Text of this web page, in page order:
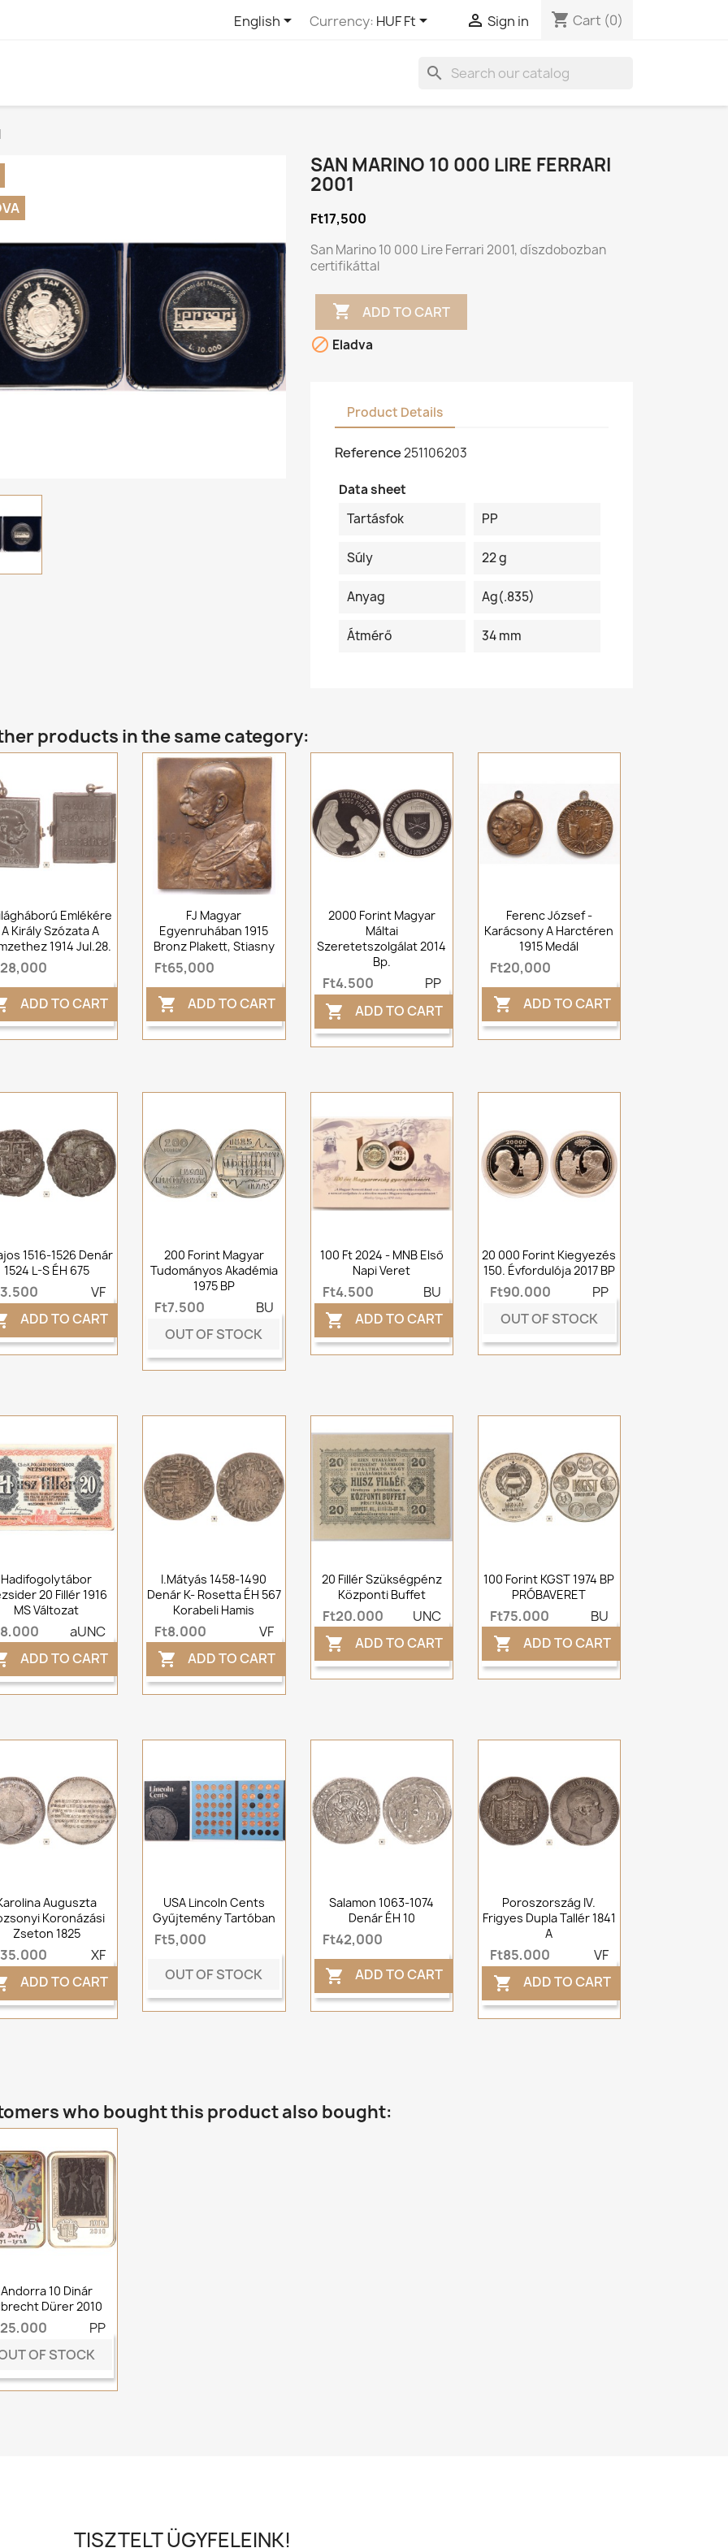
English Currency: HUF Ft  Sign in shopping_cart Cart (0)
search
SAN MARINO 10 000 LIRE FERRARI
2001
Ft17,500
San Marino 10 000 Lire Ferrari 2001, díszdobozban
certifikáttal
 ADD TO CART
 Eladva
Product Details
Reference251106203
Data sheet
Tartásfok
PP
Súly 22 g
Anyag Ag(.835)
Átmérő 34 mm
products in the same category:
Emlékére
Király Szózata A
1914 Jul.28.
ADD TO CART
FJ Magyar
Egyenruhában 1915
Bronz Plakett, Stiasny
Ft65,000
 ADD TO CART
2000 Forint Magyar
Máltai
Szeretetszolgálat 2014
Bp.
Ft4,500 PP
 ADD TO CART
Ferenc József -
Karácsony A Harctéren
1915 Medál
Ft20,000
 ADD TO CART
1516-1526 Denár
1524 L-S ÉH 675
VF
ADD TO CART
200 Forint Magyar
Tudományos Akadémia
1975 BP
Ft7,500
BU
OUT OF STOCK
100 Ft 2024 - MNB Első
Napi Veret
Ft4,500 BU
 ADD TO CART
20 000 Forint Kiegyezés
150. Évfordulója 2017 BP
Ft90,000
PP
OUT OF STOCK
Hadifogolytábor
20 Fillér 1916
MS Változat
aUNC
ADD TO CART
I.Mátyás 1458-1490
Denár K- Rosetta ÉH 567
Korabeli Hamis
Ft8,000 VF
 ADD TO CART
20 Fillér Szükségpénz
Központi Buffet
Ft20,000 UNC
 ADD TO CART
100 Forint KGST 1974 BP
PRÓBAVERET
Ft75,000 BU
 ADD TO CART
Auguszta
Koronázási
Zseton 1825
XF
ADD TO CART
USA Lincoln Cents
Gyűjtemény Tartóban
Ft5,000
OUT OF STOCK
Salamon 1063-1074
Denár ÉH 10
Ft42,000
 ADD TO CART
Poroszország IV.
Frigyes Dupla Tallér 1841
A
Ft85,000 VF
 ADD TO CART
who bought this product also bought:
Andorra 10 Dinár
Dürer 2010
PP
OF STOCK
TISZTELT ÜGYFELEINK!